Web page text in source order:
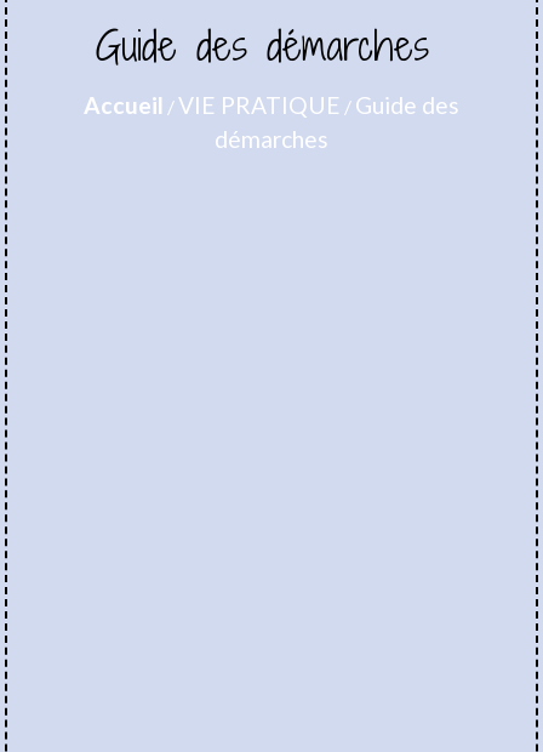
Guide des démarches
Accueil /VIE PRATIQUE / Guide des
démarches